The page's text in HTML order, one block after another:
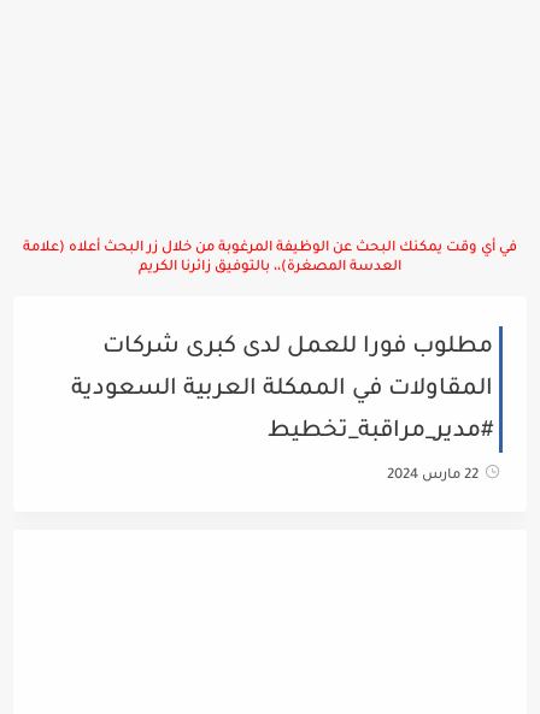
في أي وقت يمكنك البحث عن الوظيفة المرغوبة من خلال زر البحث أعلاه (علامة
العدسة المصغرة)،، بالتوفيق زائرنا الكريم
مطلوب فورا للعمل لدى كبرى شركات
المقاولات في الممكلة العربية السعودية
#مدير_مراقبة_تخطيط
22 مارس 2024